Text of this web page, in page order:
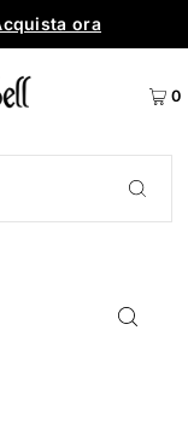
ora
0